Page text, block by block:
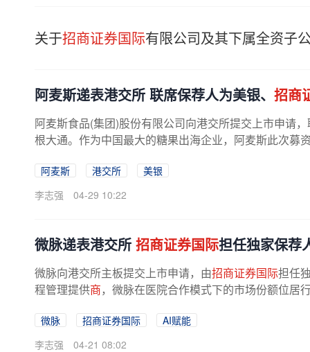
关于招商证券国际有限公司及其下属全资子
阿麦斯递表港交所 联席保荐人为美银、 招商
阿麦斯食品(集团)股份有限公司向港交所提交上市申请
根大通。作为中国最大的糖果出海企业，阿麦斯此次募
阿麦斯 港交所
美银
李志强
04-29 10:22
微脉递表港交所 招商证券国际担任独家保荐
微脉向港交所主板提交上市申请，由招商证券国际担任
程管理提供商，微脉在医院合作模式下的市场份额位居
微脉 招商证券国际
AI赋能
李志强
04-21 08:02